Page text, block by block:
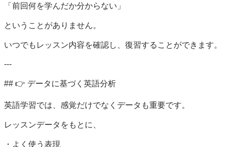
「前回何を学んだか分からない」
ということがありません。
いつでもレッスン内容を確認し、復習することができます。
---
## 👉 データに基づく英語分析
英語学習では、感覚だけでなくデータも重要です。
レッスンデータをもとに、
・よく使う表現